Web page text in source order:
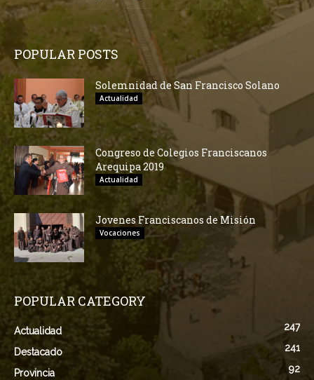
POPULAR POSTS
Solemnidad de San Francisco Solano
Actualidad
Congreso de Colegios Franciscanos
Arequipa 2019
Actualidad
Jovenes Franciscanos de Misión
Vocaciones
POPULAR CATEGORY
Actualidad 247
Destacado 241
Provincia 92